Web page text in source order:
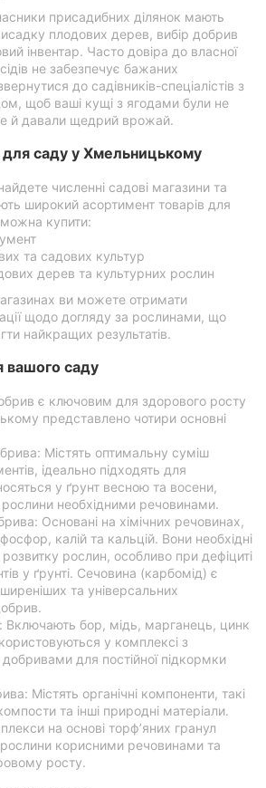
присадибних ділянок мають
плодових дерев, вибір добрив
інвентар. Часто довіра до власної
не забезпечує бажаних
до садівників-спеціалістів з
щоб ваші кущі з ягодами були не
й давали щедрий врожай.
саду у Хмельницькому
численні садові магазини та
широкий асортимент товарів для
купити:
та садових культур
дерев та культурних рослин
ви можете отримати
щодо догляду за рослинами, що
найкращих результатів.
вашого саду
є ключовим для здорового росту
представлено чотири основні
Містять оптимальну суміш
ідеально підходять для
у ґрунт весною та восени,
необхідними речовинами.
Основані на хімічних речовинах,
калій та кальцій. Вони необхідні
рослин, особливо при дефіциті
у ґрунті. Сечовина (карбомід) є
та універсальних
Включають бор, мідь, марганець, цинк
у комплексі з
для постійної підкормки
Містять органічні компоненти, такі
та інші природні матеріали.
на основі торф’яних гранул
корисними речовинами та
росту.